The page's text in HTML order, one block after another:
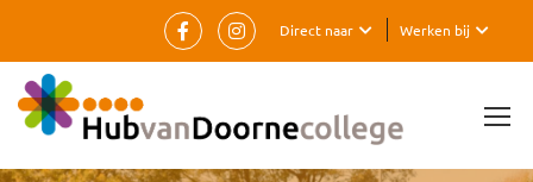
Werken bij
Direct naar